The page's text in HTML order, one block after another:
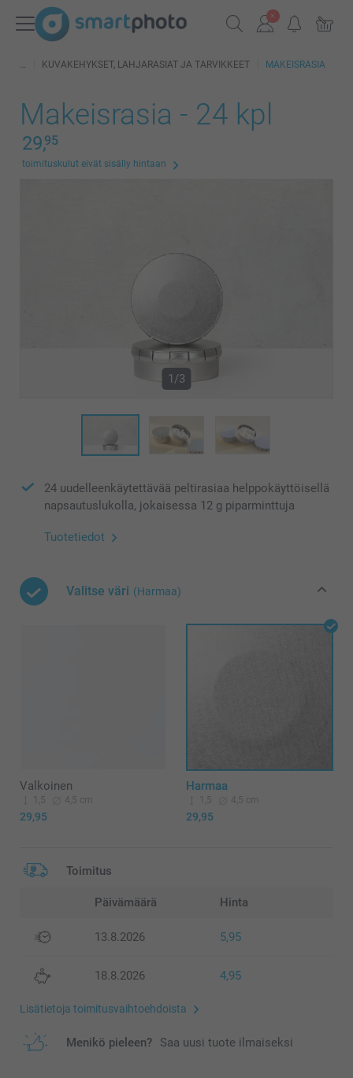
KUVAKEHYKSET, LAHJARASIAT JA TARVIKKEET MAKEISRASIA
Makeisrasia - 24 kpl
29,95
toimituskulut eivät sisälly hintaan
1/3
24 uudelleenkäytettävää peltirasiaa helppokäyttöisellä
napsautuslukolla, jokaisessa 12 g piparminttuja
Tuotetiedot
Valitse väri (Harmaa)
Valkoinen
1,5 4,5 cm
29,95
Harmaa
1,5 4,5 cm
29,95
Toimitus
Päivämäärä Hinta
13.8.2026 5,95
18.8.2026 4,95
Lisätietoja toimitusvaihtoehdoista
Menikö pieleen? Saa uusi tuote ilmaiseksi